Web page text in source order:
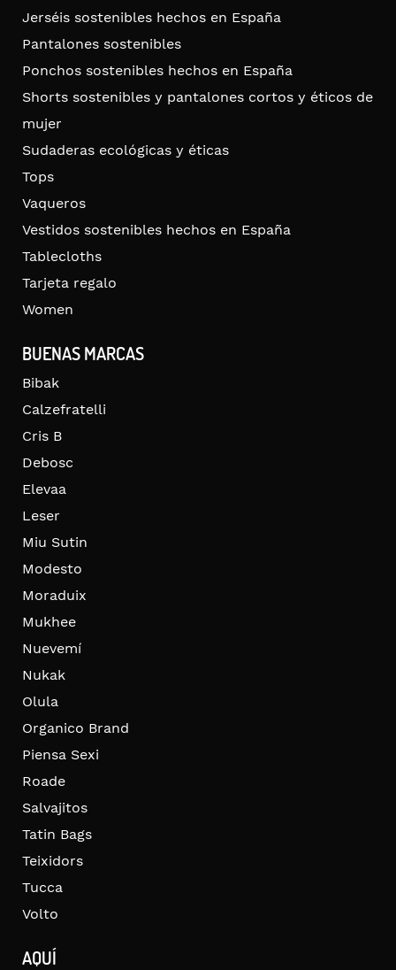
Jerséis sostenibles hechos en España
Pantalones sostenibles
Ponchos sostenibles hechos en España
Shorts sostenibles y pantalones cortos y éticos de
mujer
Sudaderas ecológicas y éticas
Tops
Vaqueros
Vestidos sostenibles hechos en España
Tablecloths
Tarjeta regalo
Women
BUENAS MARCAS
Bibak
Calzefratelli
Cris B
Debosc
Elevaa
Leser
Miu Sutin
Modesto
Moraduix
Mukhee
Nuevemí
Nukak
Olula
Organico Brand
Piensa Sexi
Roade
Salvajitos
Tatin Bags
Teixidors
Tucca
Volto
AQUÍ